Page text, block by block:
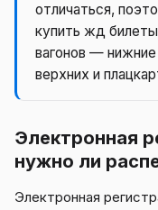
отличаться,
купить жд
вагонов —
верхних и
Электронная
нужно ли
Электронная